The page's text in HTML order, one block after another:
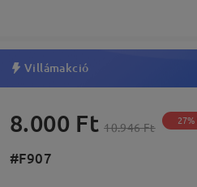
Villámakció
8.000 Ft 10.946 Ft 27%
#F907